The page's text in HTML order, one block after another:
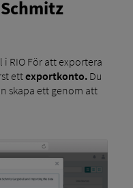
i RIO För att exportera
ettexportkonto.Du
skapa ett genom att